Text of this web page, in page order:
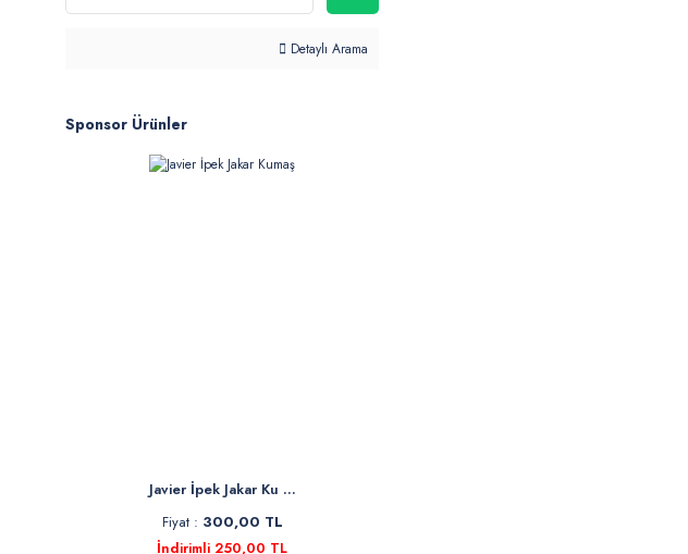
Detaylı Arama
Sponsor Ürünler
Javier İpek Jakar Ku ...
Fiyat : 300,00 TL
İndirimli 250,00 TL